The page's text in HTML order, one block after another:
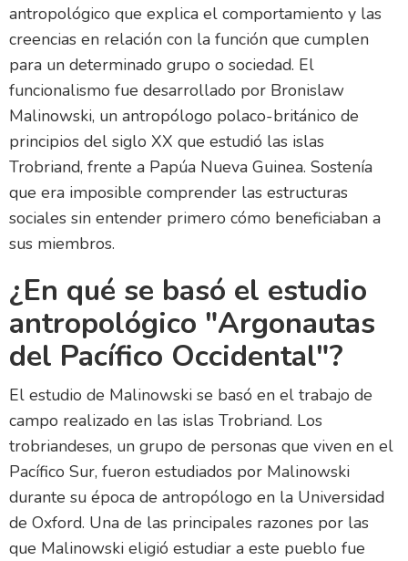
antropológico que explica el comportamiento y las
creencias en relación con la función que cumplen
para un determinado grupo o sociedad. El
funcionalismo fue desarrollado por Bronislaw
Malinowski, un antropólogo polaco-británico de
principios del siglo XX que estudió las islas
Trobriand, frente a Papúa Nueva Guinea. Sostenía
que era imposible comprender las estructuras
sociales sin entender primero cómo beneficiaban a
sus miembros.
¿En qué se basó el estudio
antropológico "Argonautas
del Pacífico Occidental"?
El estudio de Malinowski se basó en el trabajo de
campo realizado en las islas Trobriand. Los
trobriandeses, un grupo de personas que viven en el
Pacífico Sur, fueron estudiados por Malinowski
durante su época de antropólogo en la Universidad
de Oxford. Una de las principales razones por las
que Malinowski eligió estudiar a este pueblo fue